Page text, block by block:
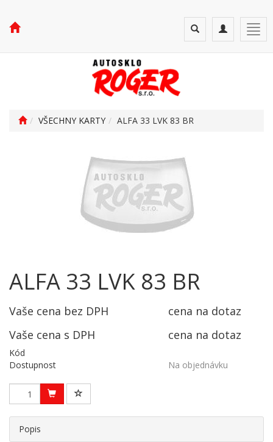
Toggle
navigation
Toggle
search
VŠECHNY KARTY ALFA 33 LVK 83 BR
ALFA 33 LVK 83 BR
Vaše cena bez DPH
cena na dotaz
Vaše cena s DPH
cena na dotaz
Kód
Dostupnost
Na objednávku
Popis